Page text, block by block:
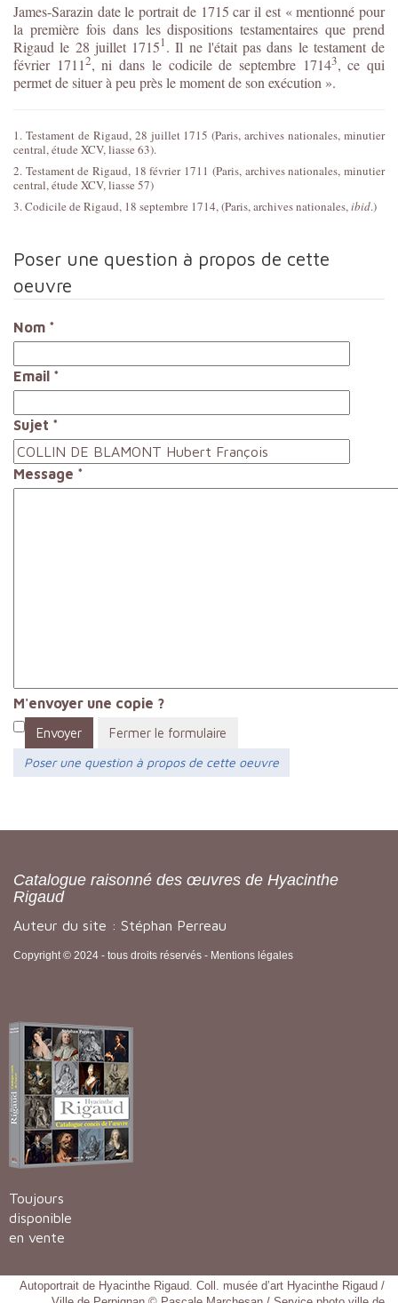
James-Sarazin date le portrait de 1715 car il est « mentionné pour
la première fois dans les dispositions testamentaires que prend
Rigaud le 28 juillet 17151. Il ne l'était pas dans le testament de
février 17112, ni dans le codicile de septembre 17143, ce qui
permet de situer à peu près le moment de son exécution ».
1. Testament de Rigaud, 28 juillet 1715 (Paris, archives nationales, minutier
central, étude XCV, liasse 63).
2. Testament de Rigaud, 18 février 1711 (Paris, archives nationales, minutier
central, étude XCV, liasse 57)
3. Codicile de Rigaud, 18 septembre 1714, (Paris, archives nationales,ibid.)
Poser une question à propos de cette
oeuvre
Nom *
Email *
Sujet *
Message *
M'envoyer une copie ?
Envoyer
Fermer le formulaire
Poser une question à propos de cette oeuvre
Catalogue raisonné des œuvres de Hyacinthe
Rigaud
Auteur du site : Stéphan Perreau
Copyright © 2024 - tous droits réservés - Mentions légales
Toujours
disponible
en vente
Autoportrait de Hyacinthe Rigaud. Coll. musée d’art Hyacinthe Rigaud /